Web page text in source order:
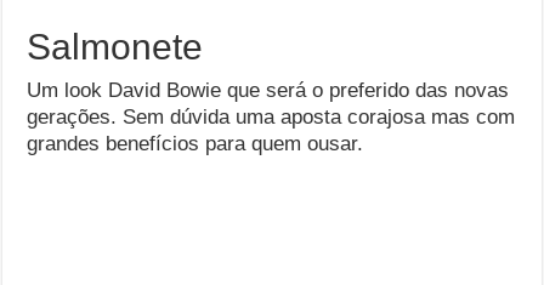
Salmonete
Um look David Bowie que será o preferido das novas
gerações. Sem dúvida uma aposta corajosa mas com
grandes benefícios para quem ousar.